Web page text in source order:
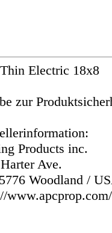
Electric 18x8
zur
Products inc.
Ave.
Woodland /
www.apcprop.com/